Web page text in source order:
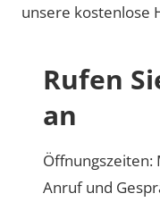
unsere kostenlose
Rufen
an
Öffnungszeiten:
Anruf und